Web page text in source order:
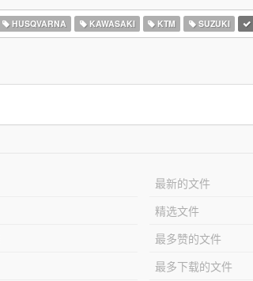
HUSQVARNA KAWASAKI KTM SUZUKI
最新的文件
精选文件
最多赞的文件
最多下载的文件